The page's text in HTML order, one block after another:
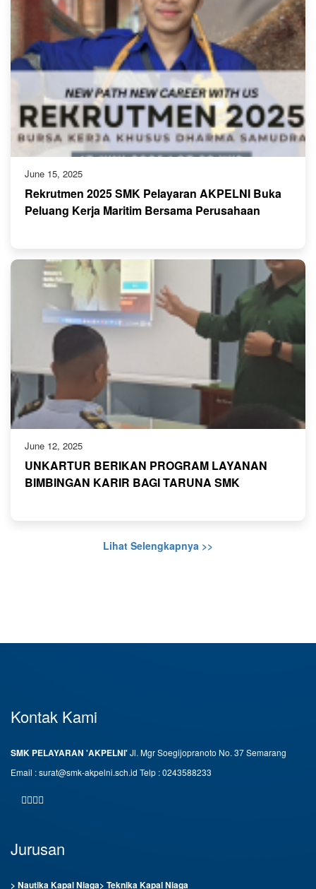
Rekrutmen 2025 SMK Pelayaran AKPELNI Buka
Peluang Kerja Maritim Bersama Perusahaan
June 15, 2025
UNKARTUR BERIKAN PROGRAM LAYANAN
BIMBINGAN KARIR BAGI TARUNA SMK
June 12, 2025
Lihat Selengkapnya >>
Kontak Kami
SMK PELAYARAN 'AKPELNI'Jl. Mgr Soegijopranoto No. 37 Semarang
Email : surat@smk-akpelni.sch.id Telp : 0243588233
Jurusan
> Nautika Kapal Niaga> Teknika Kapal Niaga